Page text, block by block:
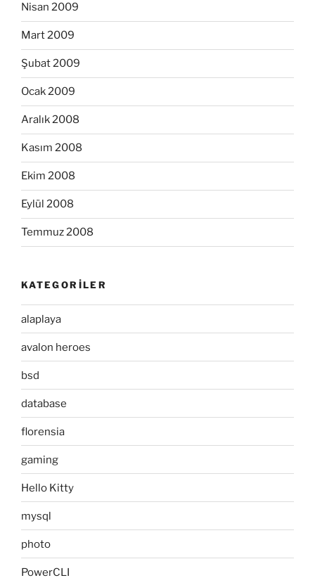
Nisan 2009
Mart 2009
Şubat 2009
Ocak 2009
Aralık 2008
Kasım 2008
Ekim 2008
Eylül 2008
Temmuz 2008
KATEGORILER
alaplaya
avalon heroes
bsd
database
florensia
gaming
Hello Kitty
mysql
photo
PowerCLI